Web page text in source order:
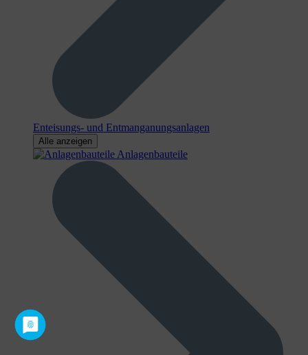
Enteisungs- und Entmanganungsanlagen
Alle anzeigen
Anlagenbauteile